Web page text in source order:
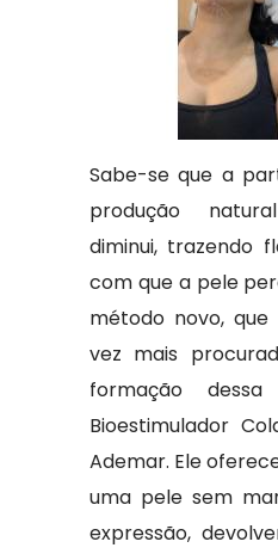
Sabe-se que a
produção
diminui, trazendo
com que a pele
método novo,
vez mais
formação
Bioestimulador
Ademar. Ele
uma pele sem
expressão,